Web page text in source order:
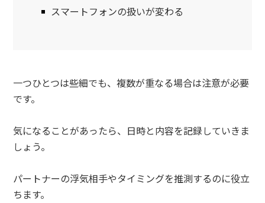
スマートフォンの扱いが変わる
一つひとつは些細でも、複数が重なる場合は注意が必要
です。
気になることがあったら、日時と内容を記録していきま
しょう。
パートナーの浮気相手やタイミングを推測するのに役立
ちます。